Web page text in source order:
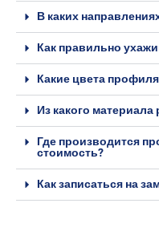
В каких
Как правильно
Какие цвета
Из какого материала
Где производится
стоимость?
Как записаться на